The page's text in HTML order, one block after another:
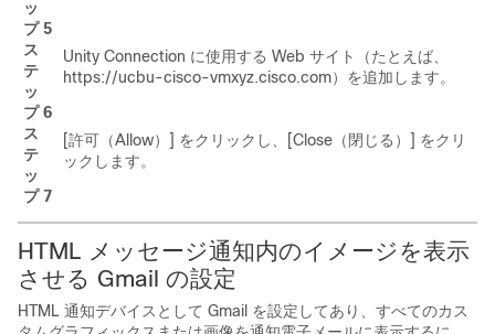
ッ
プ 5
ス
テ
ッ
プ 6
Unity Connection に使用する Web サイト（たとえば、
https://ucbu-cisco-vmxyz.cisco.com）を追加します。
ス
テ
ッ
プ 7
[許可（Allow）] をクリックし、[Close（閉じる）] をクリ
ックします。
HTML メッセージ通知内のイメージを表示
させる Gmail の設定
HTML 通知デバイスとして Gmail を設定してあり、すべてのカス